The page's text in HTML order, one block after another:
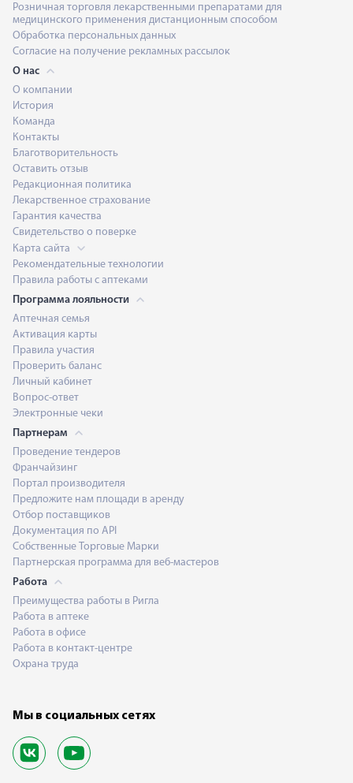
Розничная торговля лекарственными препаратами для
медицинского применения дистанционным способом
Обработка персональных данных
Согласие на получение рекламных рассылок
О нас
О компании
История
Команда
Контакты
Благотворительность
Оставить отзыв
Редакционная политика
Лекарственное страхование
Гарантия качества
Свидетельство о поверке
Карта сайта
Рекомендательные технологии
Правила работы с аптеками
Программа лояльности
Аптечная семья
Активация карты
Правила участия
Проверить баланс
Личный кабинет
Вопрос-ответ
Электронные чеки
Партнерам
Проведение тендеров
Франчайзинг
Портал производителя
Предложите нам площади в аренду
Отбор поставщиков
Документация по API
Собственные Торговые Марки
Партнерская программа для веб-мастеров
Работа
Преимущества работы в Ригла
Работа в аптеке
Работа в офисе
Работа в контакт-центре
Охрана труда
Мы в социальных сетях